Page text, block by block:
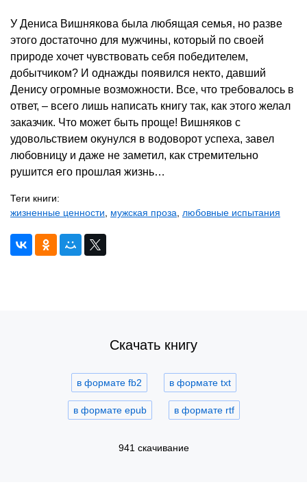
У Дениса Вишнякова была любящая семья, но разве
этого достаточно для мужчины, который по своей
природе хочет чувствовать себя победителем,
добытчиком? И однажды появился некто, давший
Денису огромные возможности. Все, что требовалось в
ответ, – всего лишь написать книгу так, как этого желал
заказчик. Что может быть проще! Вишняков с
удовольствием окунулся в водоворот успеха, завел
любовницу и даже не заметил, как стремительно
рушится его прошлая жизнь…
Теги книги:
жизненные ценности, мужская проза, любовные испытания
Скачать книгу
в формате fb2 в формате txt
в формате epub в формате rtf
941 скачивание